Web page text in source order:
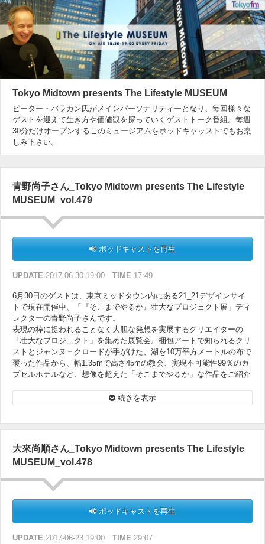
Tokyo Midtown presents The Lifestyle MUSEUM
ピーター・バラカン氏がメインパーソナリティーとなり、毎回様々な
ゲストを迎えて生き方や価値観を探っていくゲストトーク番組。毎週
30分だけオープンするこのミュージアムをポッドキャッストでもお楽
しみ下さい。
青野尚子さん_Tokyo Midtown presents The Lifestyle
MUSEUM_vol.479
ポッドキャストを再生
UPDATE 2017-06-30 19:00 TIME 17:49
6月30日のゲストは、東京ミッドタウン内にある21_21デザインサイ
トで現在開催中、「『そこまでやるか』壮大なプロジェクト展」ディ
レクターの青野尚子さんです。
表現の枠に捉われることなく大胆な発想を実展するクリエイターの
「壮大なプロジェクト」を集めた展覧会。梱包アートで知られるクリ
ストとジャンヌ＝クロードが手がけた、湖を10万平方メートルの布で
覆った作品から、幅1.35mで高さ45mの教会、実現不可能性99％のカ
プセルホテルなど、想像を超えた「そこまでやるか」な作品をご紹介
続きを表示
大來尚順さん_Tokyo Midtown presents The Lifestyle
MUSEUM_vol.478
ポッドキャストを再生
UPDATE 2017-06-23 19:00 TIME 29:07